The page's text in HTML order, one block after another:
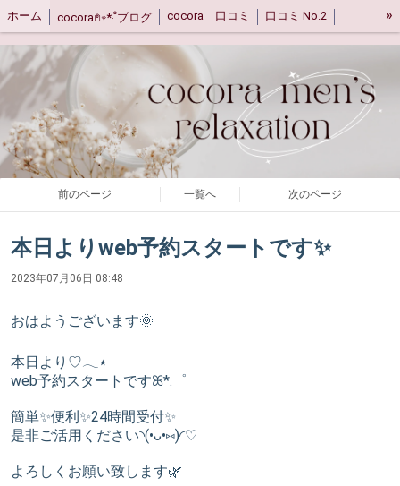
ホーム cocora𖤘𖥧*‧ﹾブログ cocora 口コミ 口コミ No.2
キャンセルポリシー ご案内 アクセス
»
前のページ 一覧へ 次のページ
本日よりweb予約スタートです✨
2023年07月06日 08:48
おはようございます🌞
本日より♡𓂃٭
web予約スタートですꕤ*.゜
簡単✨便利✨24時間受付✨
是非ご活用ください◝(•ᴗ•⑅)◜♡
よろしくお願い致します🌿